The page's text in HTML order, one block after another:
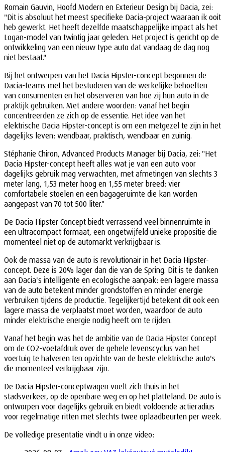
Romain Gauvin, Hoofd Modern en Exterieur Design bij Dacia, zei:
"Dit is absoluut het meest specifieke Dacia-project waaraan ik ooit
heb gewerkt. Het heeft dezelfde maatschappelijke impact als het
Logan-model van twintig jaar geleden. Het project is gericht op de
ontwikkeling van een nieuw type auto dat vandaag de dag nog
niet bestaat."
Bij het ontwerpen van het Dacia Hipster-concept begonnen de
Dacia-teams met het bestuderen van de werkelijke behoeften
van consumenten en het observeren van hoe zij hun auto in de
praktijk gebruiken. Met andere woorden: vanaf het begin
concentreerden ze zich op de essentie. Het idee van het
elektrische Dacia Hipster-concept is om een metgezel te zijn in het
dagelijks leven: wendbaar, praktisch, wendbaar en zuinig.
Stéphanie Chiron, Advanced Products Manager bij Dacia, zei: "Het
Dacia Hipster-concept heeft alles wat je van een auto voor
dagelijks gebruik mag verwachten, met afmetingen van slechts 3
meter lang, 1,53 meter hoog en 1,55 meter breed: vier
comfortabele stoelen en een bagageruimte die kan worden
aangepast van 70 tot 500 liter."
De Dacia Hipster Concept biedt verrassend veel binnenruimte in
een ultracompact formaat, een ongetwijfeld unieke propositie die
momenteel niet op de automarkt verkrijgbaar is.
Ook de massa van de auto is revolutionair in het Dacia Hipster-
concept. Deze is 20% lager dan die van de Spring. Dit is te danken
aan Dacia's intelligente en ecologische aanpak: een lagere massa
van de auto betekent minder grondstoffen en minder energie
verbruiken tijdens de productie. Tegelijkertijd betekent dit ook een
lagere massa die verplaatst moet worden, waardoor de auto
minder elektrische energie nodig heeft om te rijden.
Vanaf het begin was het de ambitie van de Dacia Hipster Concept
om de CO2-voetafdruk over de gehele levenscyclus van het
voertuig te halveren ten opzichte van de beste elektrische auto's
die momenteel verkrijgbaar zijn.
De Dacia Hipster-conceptwagen voelt zich thuis in het
stadsverkeer, op de openbare weg en op het platteland. De auto is
ontworpen voor dagelijks gebruik en biedt voldoende actieradius
voor regelmatige ritten met slechts twee oplaadbeurten per week.
De volledige presentatie vindt u in onze video: